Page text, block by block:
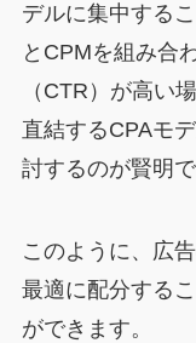
デルに集中する
とCPMを組み合
（CTR）が高い
直結するCPAモ
討するのが賢明で
このように、広
最適に配分する
ができます。